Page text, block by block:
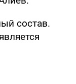
состав.